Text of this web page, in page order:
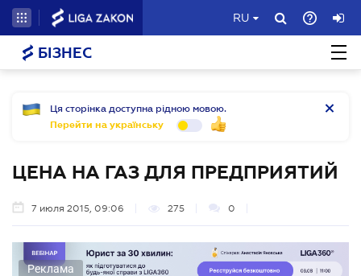
RU
БІЗНЕС
Ця сторінка доступна рідною мовою.
Перейти на українську
ЦЕНА НА ГАЗ ДЛЯ ПРЕДПРИЯТИЙ
7 июля 2015, 09:06 275 0
Реклама